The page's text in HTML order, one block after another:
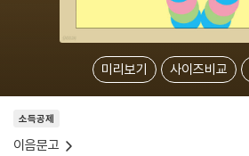
미리보기 사이즈비교
소득공제
이음문고